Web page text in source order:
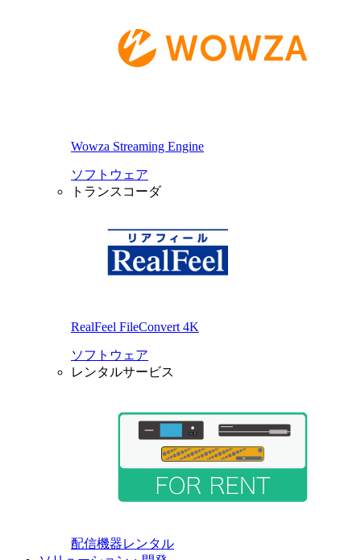
Wowza Streaming Engine
ソフトウェア
トランスコーダ
RealFeel FileConvert 4K
ソフトウェア
レンタルサービス
配信機器レンタル